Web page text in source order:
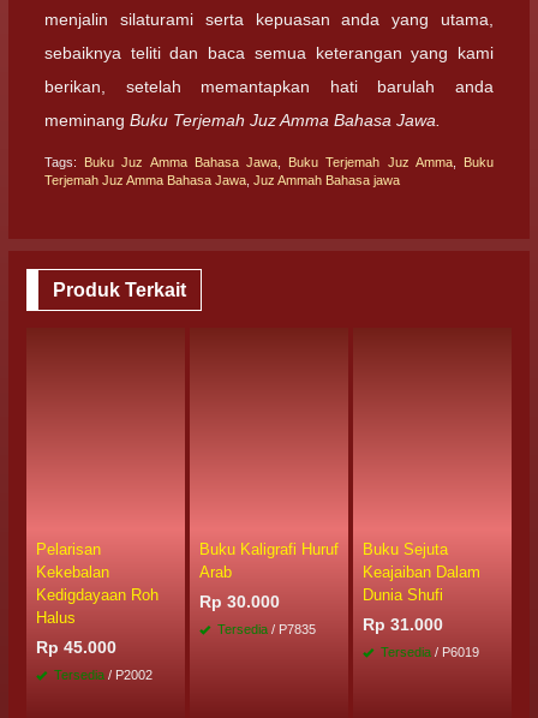
menjalin silaturami serta kepuasan anda yang utama,
sebaiknya teliti dan baca semua keterangan yang kami
berikan, setelah memantapkan hati barulah anda
meminang Buku Terjemah Juz Amma Bahasa Jawa.
Tags: Buku Juz Amma Bahasa Jawa Buku Terjemah Juz Amma, Buku
Terjemah Juz Amma Bahasa Jawa Juz Ammah Bahasa jawa
Produk Terkait
Pelarisan
Kekebalan
Kedigdayaan Roh
Halus
Rp 45.000
Tersedia / P2002
Buku Kaligrafi Huruf
Arab
Rp 30.000
Tersedia / P7835
Buku Sejuta
Keajaiban Dalam
Dunia Shufi
Rp 31.000
Tersedia / P6019